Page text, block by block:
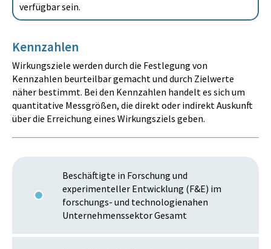
verfügbar sein.
Kennzahlen
Wirkungsziele werden durch die Festlegung von
Kennzahlen beurteilbar gemacht und durch Zielwerte
näher bestimmt. Bei den Kennzahlen handelt es sich um
quantitative Messgrößen, die direkt oder indirekt Auskunft
über die Erreichung eines Wirkungsziels geben.
Beschäftigte in Forschung und
experimenteller Entwicklung (F&E) im
forschungs- und technologienahen
Unternehmenssektor Gesamt